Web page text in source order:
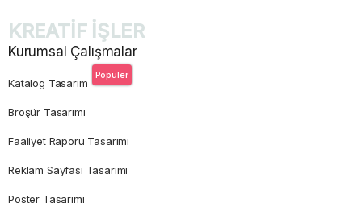
KREATİF İŞLER
Kurumsal Çalışmalar
Katalog Tasarım
Popüler
Broşür Tasarımı
Faaliyet Raporu Tasarımı
Reklam Sayfası Tasarımı
Poster Tasarımı